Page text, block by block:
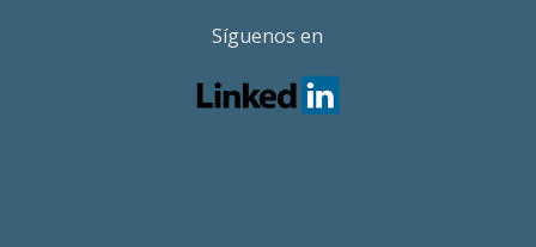
Síguenos en